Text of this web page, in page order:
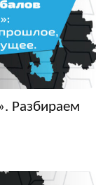
Разбираем